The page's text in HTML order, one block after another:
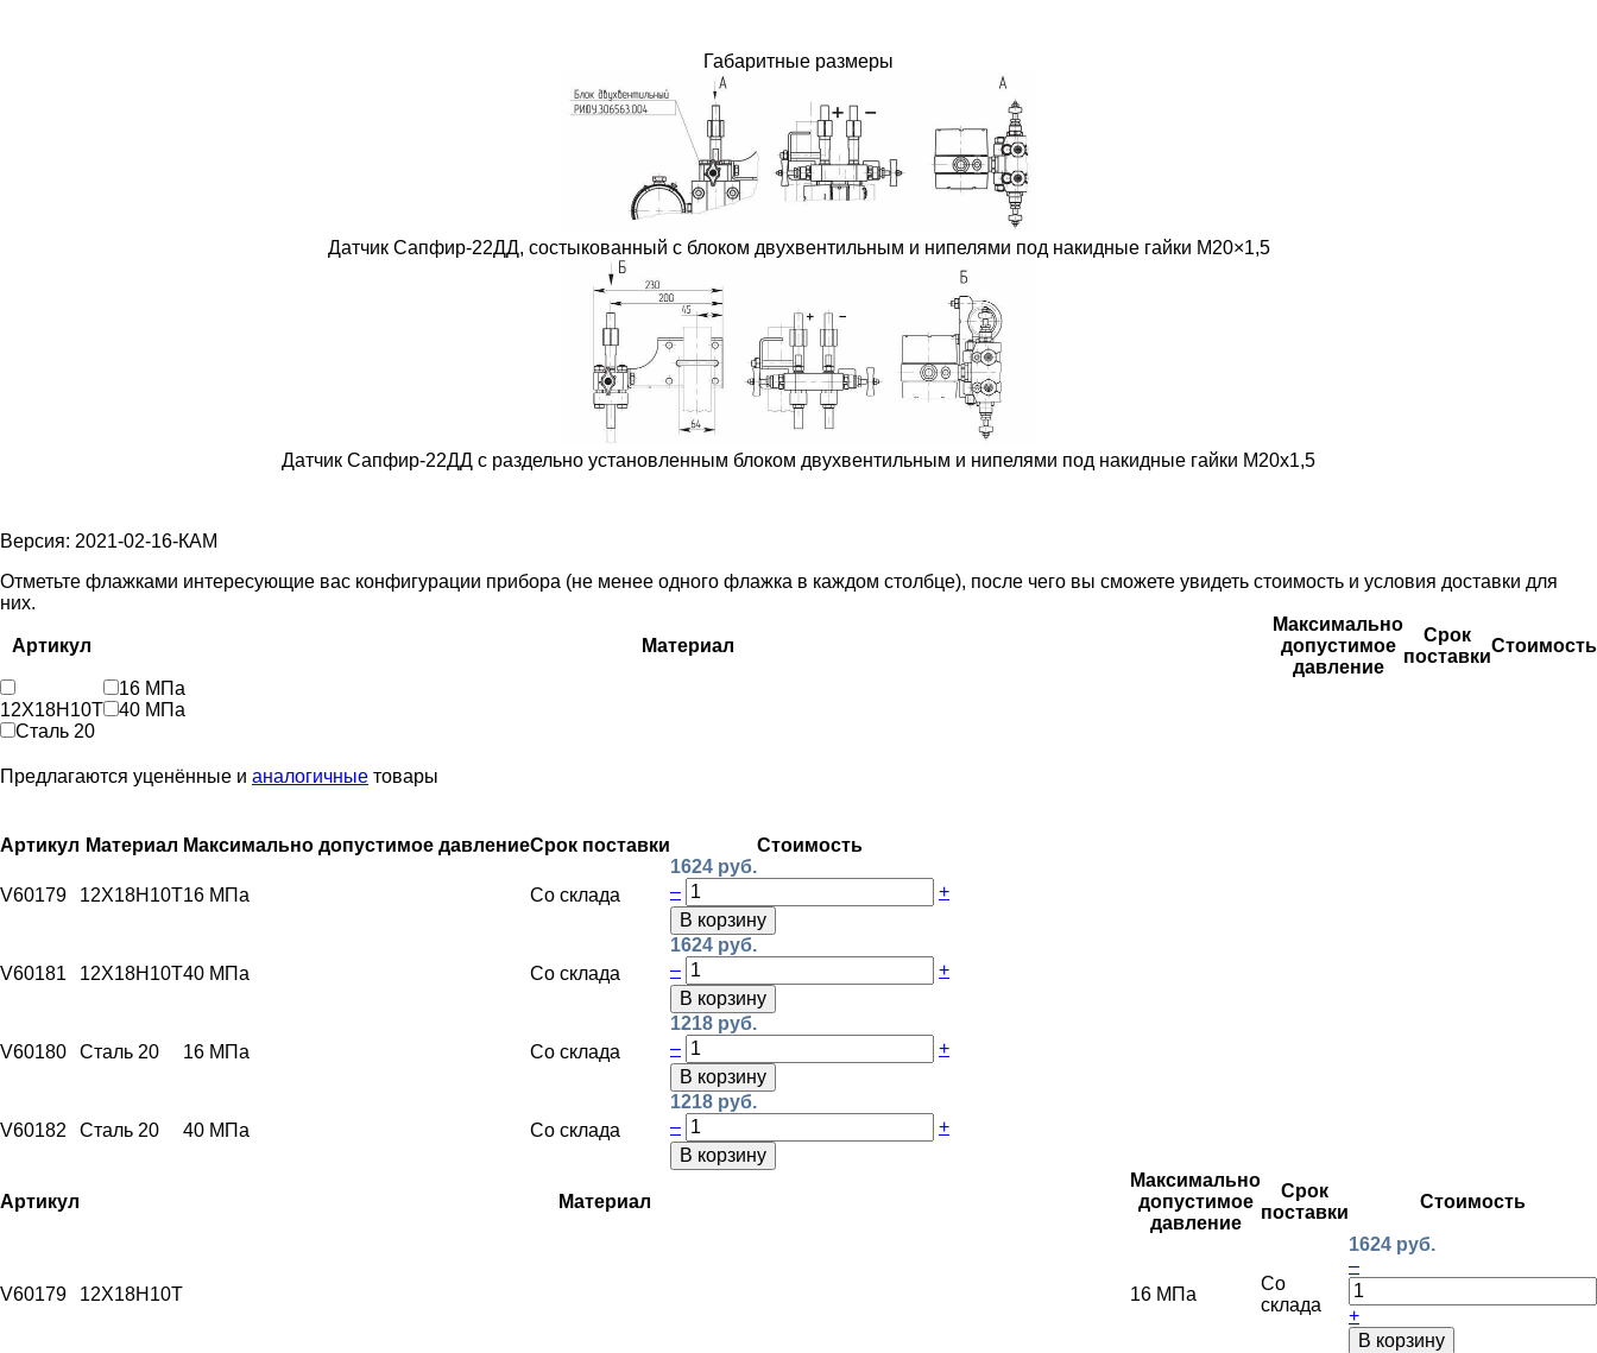
Габаритные размеры
Датчик Сапфир-22ДД, состыкованный с блоком двухвентильным и нипелями под накидные гайки М20×1,5
Датчик Сапфир-22ДД с раздельно установленным блоком двухвентильным и нипелями под накидные гайки М20х1,5
Версия: 2021-02-16-КАМ
Отметьте флажками интересующие вас конфигурации прибора (не менее одного флажка в каждом столбце), после чего вы сможете увидеть стоимость и условия доставки для
них.
Артикул Материал
Максимально
допустимое
давление
Срок
поставки
Стоимость
12Х18Н10Т
Сталь 20
16 МПа
40 МПа
Предлагаются уценённые и аналогичные товары
Артикул Материал Максимально допустимое давлениеСрок поставки Стоимость
V60179 12Х18Н10Т16 МПа Со склада
1624 руб.
–
+
В корзину
V60181 12Х18Н10Т40 МПа Со склада
1624 руб.
–
+
В корзину
V60180 Сталь 20 16 МПа Со склада
1218 руб.
–
+
В корзину
V60182 Сталь 20 40 МПа Со склада
1218 руб.
–
+
В корзину
Артикул Материал
Максимально
допустимое
давление
Срок
поставки
Стоимость
V60179 12Х18Н10Т 16 МПа
Со
склада
1624 руб.
–
+
В корзину